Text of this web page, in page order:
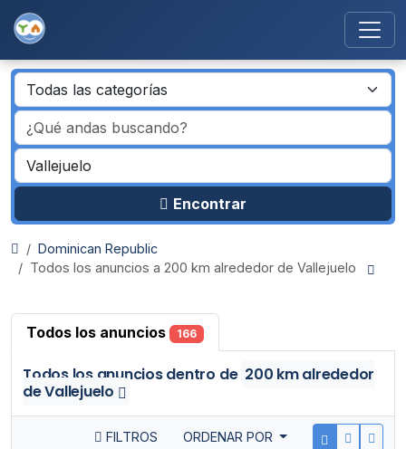
Encontrar
Dominican Republic
Todos los anuncios a 200 km alrededor de Vallejuelo
Todos los anuncios 166
Todos los anunciosdentro de 200 km alrededor
de Vallejuelo
FILTROS ORDENAR POR